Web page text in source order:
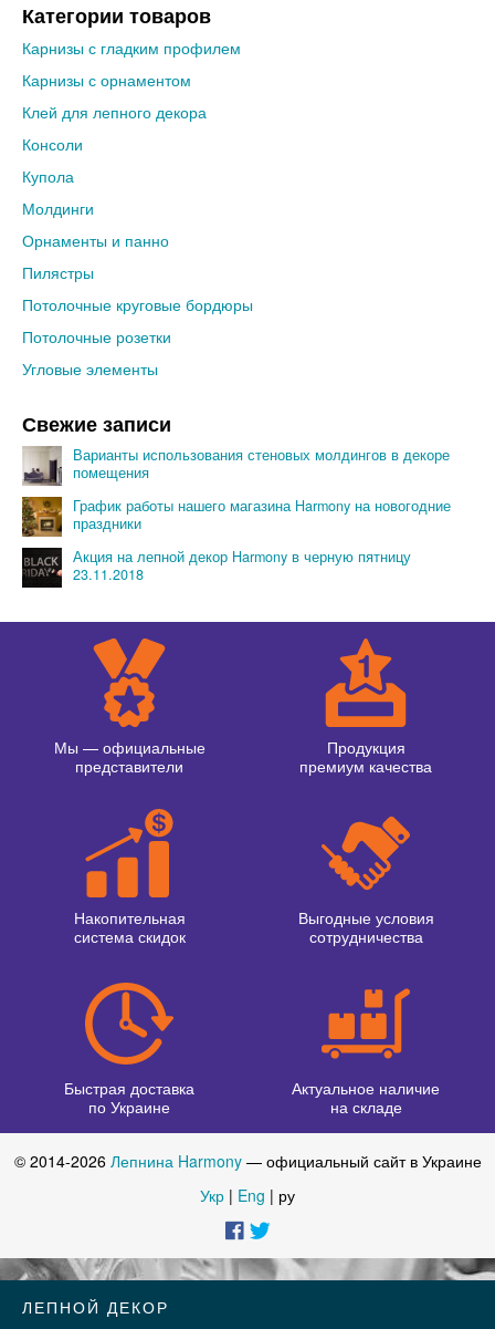
Категории товаров
Карнизы с гладким профилем
Карнизы с орнаментом
Клей для лепного декора
Консоли
Купола
Молдинги
Орнаменты и панно
Пилястры
Потолочные круговые бордюры
Потолочные розетки
Угловые элементы
Свежие записи
Варианты использования стеновых молдингов в декоре
помещения
График работы нашего магазина Harmony на новогодние
праздники
Акция на лепной декор Harmony в черную пятницу
23.11.2018
Мы — официальные
представители
Продукция
премиум качества
Накопительная
система скидок
Выгодные условия
сотрудничества
Быстрая доставка
по Украине
Актуальное наличие
на складе
© 2014-2026 Лепнина Harmony— официальный сайт в Украине
Укр | Eng | ру
ЛЕПНОЙ ДЕКОР